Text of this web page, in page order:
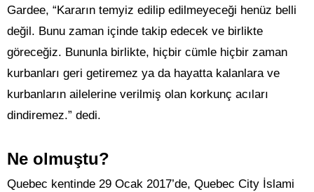
Gardee, “Kararın temyiz edilip edilmeyeceği henüz belli
değil. Bunu zaman içinde takip edecek ve birlikte
göreceğiz. Bununla birlikte, hiçbir cümle hiçbir zaman
kurbanları geri getiremez ya da hayatta kalanlara ve
kurbanların ailelerine verilmiş olan korkunç acıları
dindiremez.” dedi.
Ne olmuştu?
Quebec kentinde 29 Ocak 2017’de, Quebec City İslami